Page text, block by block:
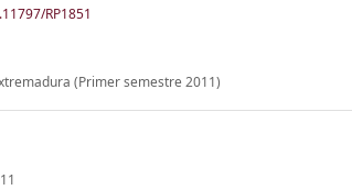
RP1851
(Primer semestre 2011)